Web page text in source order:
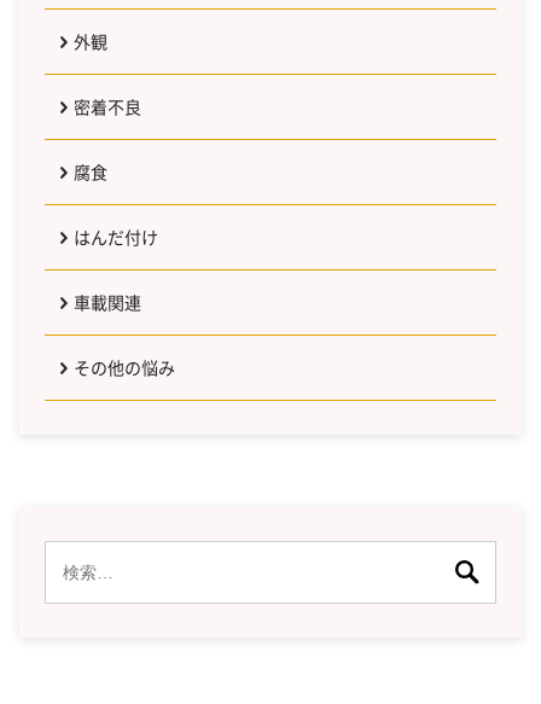
外観
密着不良
腐食
はんだ付け
車載関連
その他の悩み
索: